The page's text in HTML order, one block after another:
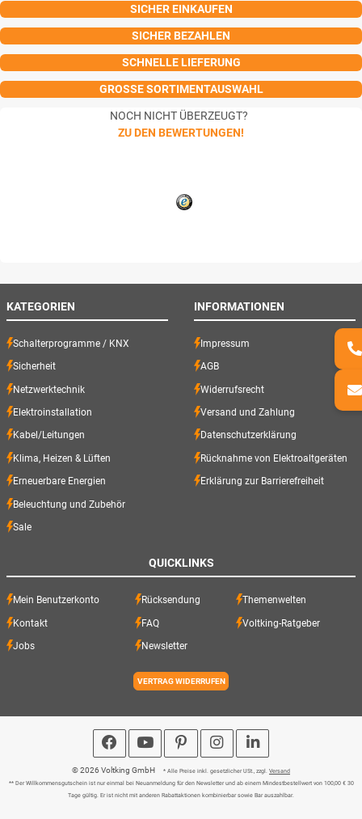
SICHER EINKAUFEN
SICHER BEZAHLEN
SCHNELLE LIEFERUNG
GROSSE SORTIMENTAUSWAHL
NOCH NICHT ÜBERZEUGT?
ZU DEN BEWERTUNGEN!
KATEGORIEN
Schalterprogramme / KNX
Sicherheit
Netzwerktechnik
Elektroinstallation
Kabel/Leitungen
Klima, Heizen & Lüften
Erneuerbare Energien
Beleuchtung und Zubehör
Sale
INFORMATIONEN
Impressum
AGB
Widerrufsrecht
Versand und Zahlung
Datenschutzerklärung
Rücknahme von Elektroaltgeräten
Erklärung zur Barrierefreiheit
QUICKLINKS
Mein Benutzerkonto Rücksendung Themenwelten
Kontakt FAQ Voltking-Ratgeber
Jobs Newsletter
VERTRAG WIDERRUFEN
© 2026 Voltking GmbH * Alle Preise inkl. gesetzlicher USt., zzgl. Versand
** Der Willkommensgutschein ist nur einmal bei Neuanmeldung für den Newsletter und ab einem Mindestbestellwert von 100,00 € 30
Tage gültig. Er ist nicht mit anderen Rabattaktionen kombinierbar sowie Bar auszahlbar.